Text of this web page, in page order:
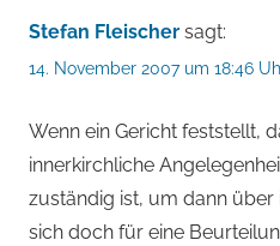
Stefan Fleischer sagt:
14. November 2007 um 18:46
Wenn ein Gericht feststellt,
innerkirchliche
zuständig ist, um dann
sich doch für eine